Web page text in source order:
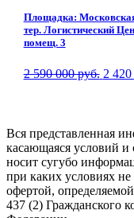
Площадка:
тер. Логистический
помещ. 3
2 590 000 руб. 2
Вся представленная
касающаяся условий и
носит сугубо
при каких условиях не
офертой,
437 (2) Гражданского